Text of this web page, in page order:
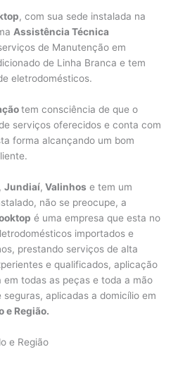
, com sua sede instalada na
Assistência Técnica
de Manutenção em
de Linha Branca e tem
eletrodomésticos.
tem consciência de que o
serviços oferecidos e conta com
forma alcançando um bom
, Jundiaí, Valinhos e tem um
não se preocupe, a
é uma empresa que esta no
importados e
prestando serviços de alta
e qualificados, aplicação
todas as peças e toda a mão
aplicadas a domicílio em
e Região.
e Região